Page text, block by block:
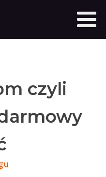
czyli